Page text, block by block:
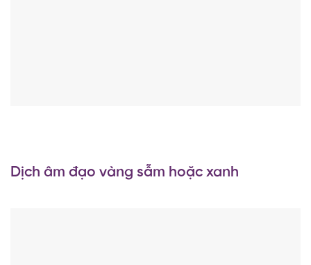
Dịch âm đạo vàng sẫm hoặc xanh